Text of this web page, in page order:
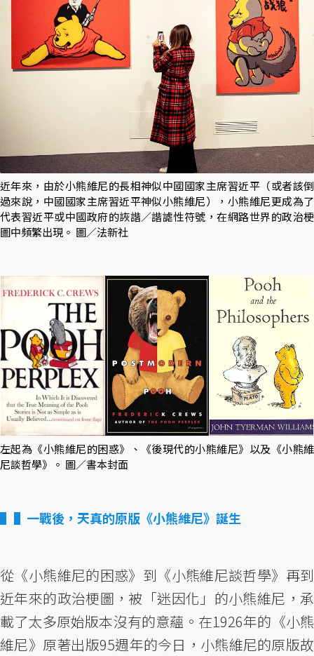
近年來，由於小熊維尼的長相神似中國國家主席習近平（或者該倒
過來說，中國國家主席習近平神似小熊維尼），小熊維尼更成為了
代表習近平或中國政府的詼諧／諧謔性符號，在網路世界的政治梗
圖中頻繁出現。 圖／法新社
左起為《小熊維尼的困惑》、《後現代的小熊維尼》以及《小熊維
尼談哲學》。 圖／書本封面
▌一戰後，天真的原版《小熊維尼》誕生
從《小熊維尼的困惑》到《小熊維尼談哲學》再到
近年來的政治梗圖，被「迷因化」的小熊維尼，承
載了太多原始版本沒有的意蘊。在1926年的《小熊
維尼》原著出版95週年的今日，小熊維尼的原版故